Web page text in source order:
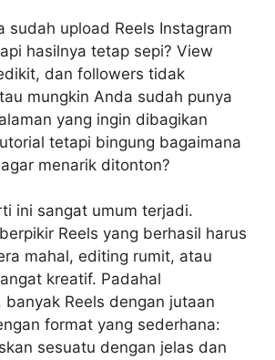
sudah upload Reels Instagram
hasilnya tetap sepi? View
dan followers tidak
mungkin Anda sudah punya
yang ingin dibagikan
tetapi bingung bagaimana
menarik ditonton?
ini sangat umum terjadi.
Reels yang berhasil harus
mahal, editing rumit, atau
kreatif. Padahal
banyak Reels dengan jutaan
format yang sederhana:
sesuatu dengan jelas dan